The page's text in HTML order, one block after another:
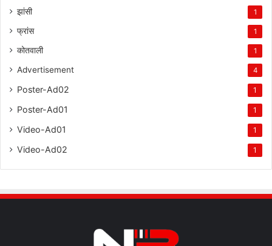
झांसी 1
फ्रांस 1
कोतवाली 1
Advertisement 4
Poster-Ad02 1
Poster-Ad01 1
Video-Ad01 1
Video-Ad02 1